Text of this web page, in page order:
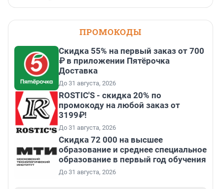
ПРОМОКОДЫ
Скидка 55% на первый заказ от 700
₽ в приложении Пятёрочка
Доставка
До 31 августа, 2026
ROSTIC'S - скидка 20% по
промокоду на любой заказ от
3199₽!
До 31 августа, 2026
Скидка 72 000 на высшее
образование и среднее специальное
образование в первый год обучения
До 31 августа, 2026